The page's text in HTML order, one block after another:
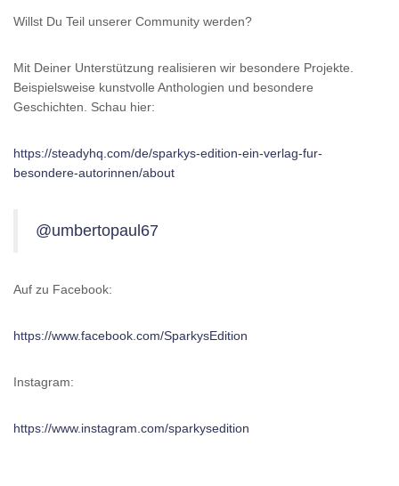
Willst Du Teil unserer Community werden?
Mit Deiner Unterstützung realisieren wir besondere Projekte.
Beispielsweise kunstvolle Anthologien und besondere
Geschichten. Schau hier:
https://steadyhq.com/de/sparkys-edition-ein-verlag-fur-
besondere-autorinnen/about
@umbertopaul67
Auf zu Facebook:
https://www.facebook.com/SparkysEdition
Instagram:
https://www.instagram.com/sparkysedition